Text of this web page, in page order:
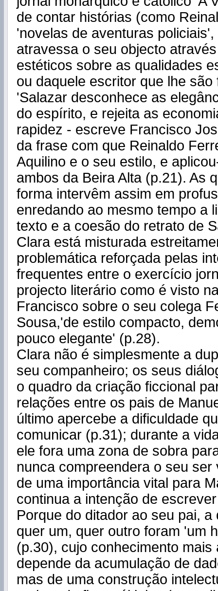
de contar histórias (como
'novelas de aventuras
atravessa o seu objecto
estéticos sobre as qualidades
ou daquele escritor que lhe são
'Salazar desconhece as
do espírito, e rejeita as
rapidez - escreve Francisco
da frase com que Reinaldo
Aquilino e o seu estilo, e
ambos da Beira Alta (p.21). As
forma intervêm assim em
enredando ao mesmo tempo a
texto e a coesão do retrato de
Clara está misturada
problemática reforçada pelas
frequentes entre o exercício
projecto literário como é visto
Francisco sobre o seu colega
Sousa,'de estilo compacto,
pouco elegante' (p.28).
Clara não é simplesmente a
seu companheiro; os seus
o quadro da criação ficcional
relações entre os pais de
último apercebe a dificuldade
comunicar (p.31); durante a
ele fora uma zona de sobra
nunca compreendera o seu ser
de uma importância vital para
continua a intenção de
Porque do ditador ao seu pai, a
quer um, quer outro foram 'um
(p.30), cujo conhecimento mais
depende da acumulação de
mas de uma construção